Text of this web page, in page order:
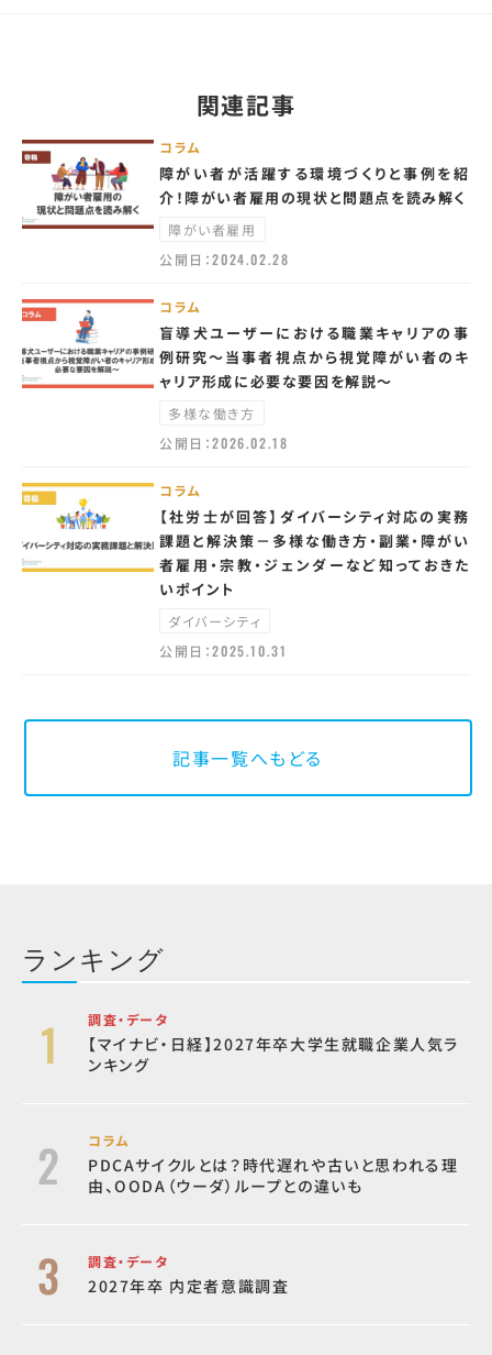
関連記事
コラム
障がい者が活躍する環境づくりと事例を紹
介！障がい者雇用の現状と問題点を読み解く
障がい者雇用
公開日：2024.02.28
コラム
盲導犬ユーザーにおける職業キャリアの事
例研究～当事者視点から視覚障がい者のキ
ャリア形成に必要な要因を解説～
多様な働き方
公開日：2026.02.18
コラム
【社労士が回答】ダイバーシティ対応の実務
課題と解決策－多様な働き方・副業・障がい
者雇用・宗教・ジェンダーなど知っておきた
いポイント
ダイバーシティ
公開日：2025.10.31
記事一覧へもどる
ランキング
調査・データ
【マイナビ・日経】2027年卒大学生就職企業人気ラ
ンキング
コラム
PDCAサイクルとは？時代遅れや古いと思われる理
由、OODA（ウーダ）ループとの違いも
調査・データ
2027年卒 内定者意識調査